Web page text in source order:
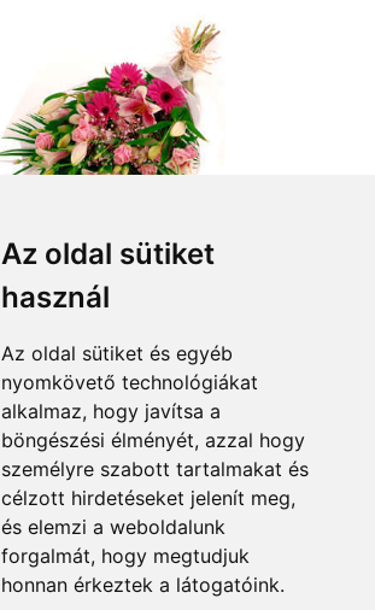
Az oldal sütiket
használ
Az oldal sütiket és egyéb
nyomkövető technológiákat
alkalmaz, hogy javítsa a
böngészési élményét, azzal hogy
személyre szabott tartalmakat és
célzott hirdetéseket jelenít meg,
és elemzi a weboldalunk
forgalmát, hogy megtudjuk
honnan érkeztek a látogatóink.
from HUF26,000
Accepted payment methods